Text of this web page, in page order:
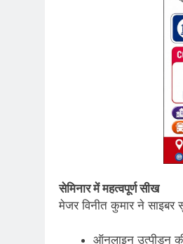
सेमिनार में महत्वपूर्ण सीख
मेजर विनीत कुमार ने साइबर
ऑनलाइन उत्पीड़न की